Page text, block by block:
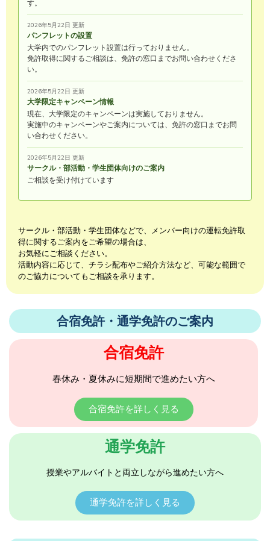
す。
2026年5月22日 更新
パンフレットの設置
大学内でのパンフレット設置は行っておりません。
免許取得に関するご相談は、免許の窓口までお問い合わせくださ
い。
2026年5月22日 更新
大学限定キャンペーン情報
現在、大学限定のキャンペーンは実施しておりません。
実施中のキャンペーンやご案内については、免許の窓口までお問
い合わせください。
2026年5月22日 更新
サークル・部活動・学生団体向けのご案内
ご相談を受け付けています
サークル・部活動・学生団体などで、メンバー向けの運転免許取
得に関するご案内をご希望の場合は、
お気軽にご相談ください。
活動内容に応じて、チラシ配布やご紹介方法など、可能な範囲で
のご協力についてもご相談を承ります。
合宿免許・通学免許のご案内
合宿免許
春休み・夏休みに短期間で進めたい方へ
合宿免許を詳しく見る
通学免許
授業やアルバイトと両立しながら進めたい方へ
通学免許を詳しく見る